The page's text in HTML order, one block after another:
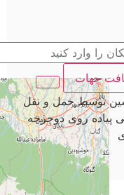
حمل و نقل
روی دوچرخه